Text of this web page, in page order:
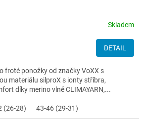
Skladem
DETAIL
froté ponožky od značky VoXX s
materiálu silproX s ionty stříbra,
díky merino vlně CLIMAYARN,...
(26-28) 43-46 (29-31)